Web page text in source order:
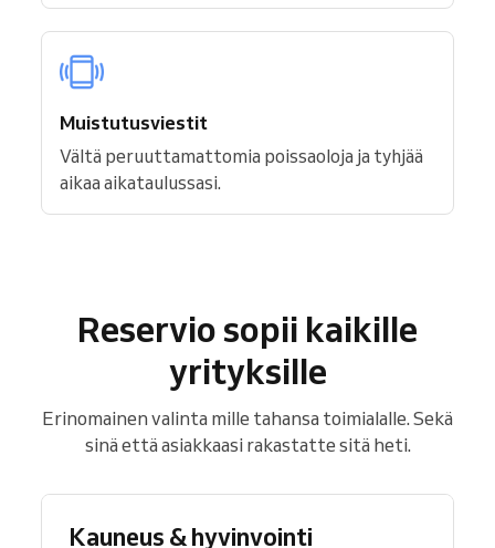
Muistutusviestit
Vältä peruuttamattomia poissaoloja ja tyhjää
aikaa aikataulussasi.
Reservio sopii kaikille
yrityksille
Erinomainen valinta mille tahansa toimialalle. Sekä
sinä että asiakkaasi rakastatte sitä heti.
Kauneus & hyvinvointi